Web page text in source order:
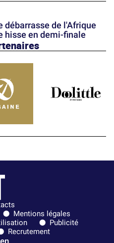
débarrasse de l'Afrique
hisse en demi-finale
Mentions légales
Publicité
Recrutement